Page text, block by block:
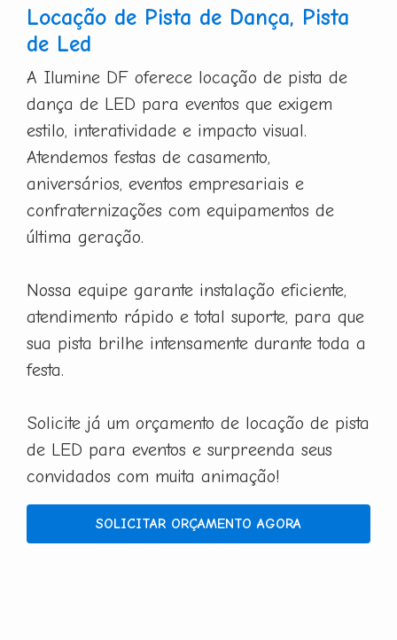
Locação de Pista de Dança, Pista
de Led
A Ilumine DF oferece locação de pista de
dança de LED para eventos que exigem
estilo, interatividade e impacto visual.
Atendemos festas de casamento,
aniversários, eventos empresariais e
confraternizações com equipamentos de
última geração.
Nossa equipe garante instalação eficiente,
atendimento rápido e total suporte, para que
sua pista brilhe intensamente durante toda a
festa.
Solicite já um orçamento de locação de pista
de LED para eventos e surpreenda seus
convidados com muita animação!
SOLICITAR ORÇAMENTO AGORA